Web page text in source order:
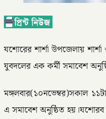
যশোরের শার্শা উপজেলায়
যুবদলের এক কর্মী সমাবেশ
মঙ্গলবার(১০নভেম্বর)সকাল
এ সমাবেশ অনুষ্ঠিত